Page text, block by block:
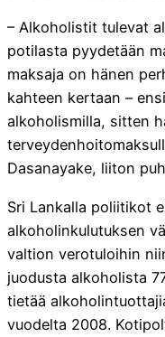
– Alkoholistit tulevat
potilasta pyydetään
maksaja on hänen
kahteen kertaan –
alkoholismilla, sitten
Dasanayake, liiton
Sri Lankalla poliitikot
alkoholinkulutuksen
valtion verotuloihin
juodusta alkoholista
tietää
vuodelta 2008.